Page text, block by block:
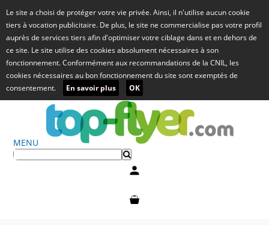
Le site a choisi de protéger votre vie privée. Ainsi, il n'utilise aucun cookie
tiers à vocation publicitaire. De plus, le site ne commercialise pas votre profil
auprès de services tiers afin d'optimiser votre ciblage dans et en dehors de
ce site. Le site utilise des cookies absolument nécessaires à son
fonctionnement. Conformément aux recommandations de la CNIL, les
cookies nécessaires au bon fonctionnement du site sont exemptés de
consentement.
En savoir plus OK
MENU